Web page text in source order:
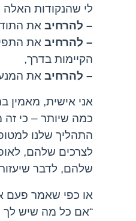
לי שהנקודות
– להרחיב את
– להרחיב את
הקיימות בדרך,
– להרחיב את
אני אישית, מאמין
כמה שיותר – כי
התהליך שלנו
לצרכים שלהם,
שלהם, לדבר
או כפי שאמר פעם
“אם כל מה שיש לך